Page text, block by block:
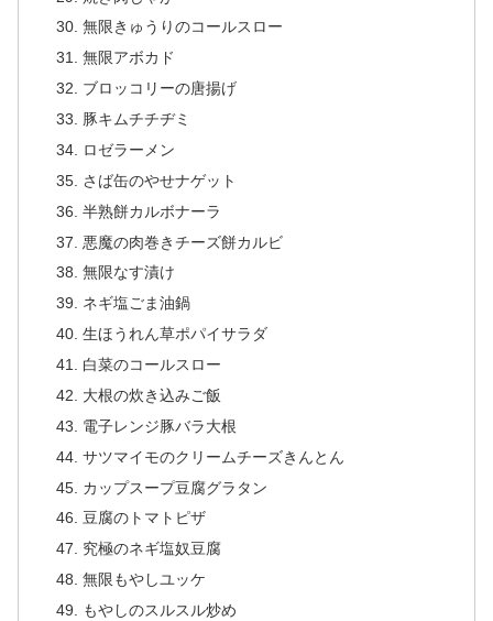
無限きゅうりのコールスロー
無限アボカド
ブロッコリーの唐揚げ
豚キムチチヂミ
ロゼラーメン
さば缶のやせナゲット
半熟餅カルボナーラ
悪魔の肉巻きチーズ餅カルビ
無限なす漬け
ネギ塩ごま油鍋
生ほうれん草ポパイサラダ
白菜のコールスロー
大根の炊き込みご飯
電子レンジ豚バラ大根
サツマイモのクリームチーズきんとん
カップスープ豆腐グラタン
豆腐のトマトピザ
究極のネギ塩奴豆腐
無限もやしユッケ
もやしのスルスル炒め